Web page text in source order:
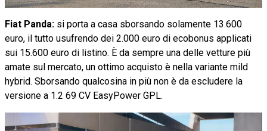
Fiat Panda: si porta a casa sborsando solamente 13.600
euro, il tutto usufrendo dei 2.000 euro di ecobonus applicati
sui 15.600 euro di listino. È da sempre una delle vetture più
amate sul mercato, un ottimo acquisto è nella variante mild
hybrid. Sborsando qualcosina in più non è da escludere la
versione a 1.2 69 CV EasyPower GPL.